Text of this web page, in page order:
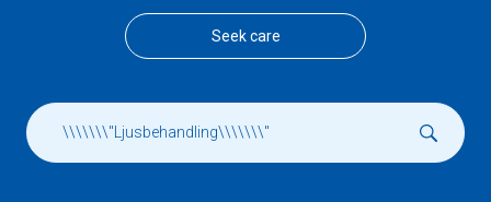
Seek care